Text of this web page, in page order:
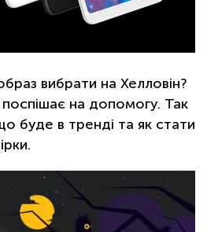
вибрати на Хелловін?
на допомогу. Так
буде в тренді та як стати